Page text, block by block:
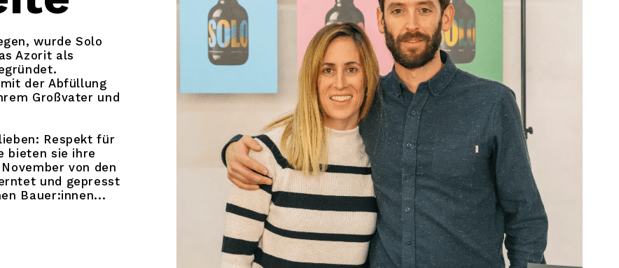
wurde Solo
Azorit als
der Abfüllung
Großvater und
Respekt für
bieten sie ihre
von den
und gepresst
Bauer:innen...